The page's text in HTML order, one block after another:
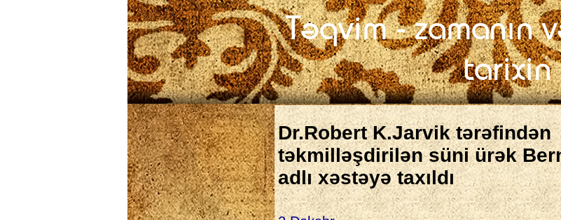
Dr.Robert K.Jarvik tərəfindən
təkmilləşdirilən süni ürək
adlı xəstəyə taxıldı